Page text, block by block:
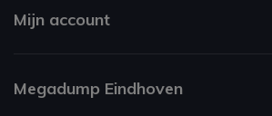
Mijn account
Megadump Eindhoven